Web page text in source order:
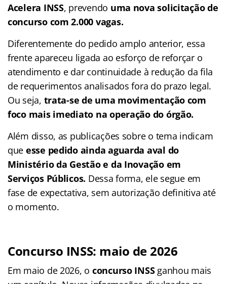
Acelera INSS, prevendo uma nova solicitação de
concurso com 2.000 vagas.
Diferentemente do pedido amplo anterior, essa
frente apareceu ligada ao esforço de reforçar o
atendimento e dar continuidade à redução da fila
de requerimentos analisados fora do prazo legal.
Ou seja, trata-se de uma movimentação com
foco mais imediato na operação do órgão.
Além disso, as publicações sobre o tema indicam
que esse pedido ainda aguarda aval do
Ministério da Gestão e da Inovação em
Serviços Públicos. Dessa forma, ele segue em
fase de expectativa, sem autorização definitiva até
o momento.
Concurso INSS: maio de 2026
Em maio de 2026, o concurso INSSganhou mais